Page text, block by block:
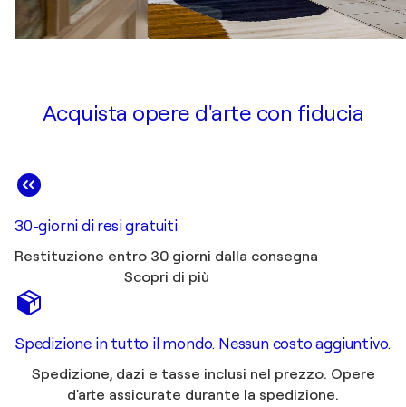
Acquista opere d'arte con fiducia
30-giorni di resi gratuiti
Restituzione entro 30 giorni dalla consegna
Scopri di più
Spedizione in tutto il mondo. Nessun costo aggiuntivo.
Spedizione, dazi e tasse inclusi nel prezzo. Opere
d'arte assicurate durante la spedizione.